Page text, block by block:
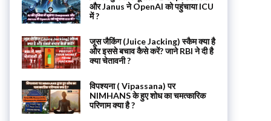
और Janus ने OpenAI को पहुंचाया ICU
में ?
जूस जैकिंग (Juice Jacking) स्कैम क्या है
और इससे बचाव कैसे करें? जाने RBI ने दी है
क्या चेतावनी ?
विपश्यना ( Vipassana) पर
NIMHANS के हुए शोध का चमत्कारिक
परिणाम क्या है ?